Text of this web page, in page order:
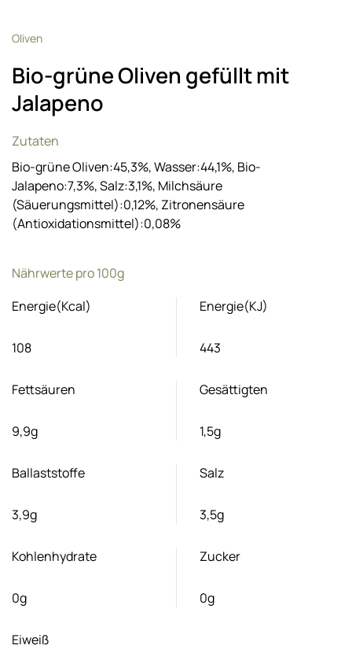
Oliven
Bio-grüne Oliven gefüllt mit
Jalapeno
Zutaten
Bio-grüne Oliven:45,3%, Wasser:44,1%, Bio-
Jalapeno:7,3%, Salz:3,1%, Milchsäure
(Säuerungsmittel):0,12%, Zitronensäure
(Antioxidationsmittel):0,08%
Nährwerte pro 100g
Energie(Kcal)
108
Energie(KJ)
443
Fettsäuren
9,9g
Gesättigten
1,5g
Ballaststoffe
3,9g
Salz
3,5g
Kohlenhydrate
0g
Zucker
0g
Eiweiß